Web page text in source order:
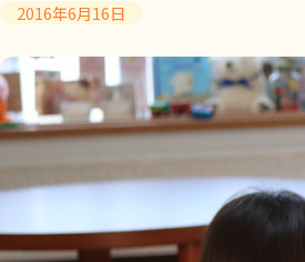
2016年6月16日